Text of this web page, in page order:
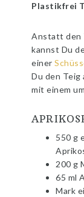
Plastikfrei
Anstatt den
kannst Du
einer
Du den Teig
mit einem
550 g
200 g
65 ml
Mark